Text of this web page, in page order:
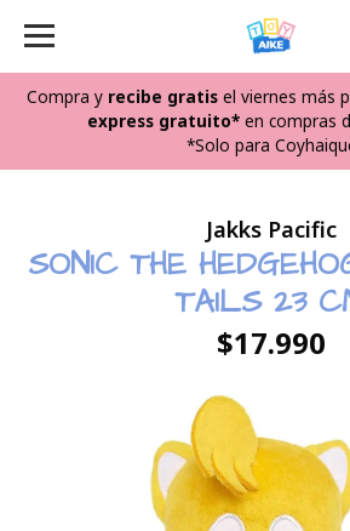
Compra y recibe gratisel viernes más
express gratuito* en compras
*Solo para
Jakks Pacific
SONIC THE
TAILS 23
$17.990